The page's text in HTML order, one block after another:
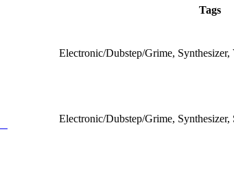
Tags
Electronic/Dubstep/Grime,
Electronic/Dubstep/Grime,